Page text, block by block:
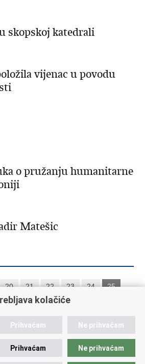
skopskoj katedrali
vijenac u povodu
o pružanju humanitarne
Matešic
20 21 22 23 24
25
Sljedeća » »»
kolačiće
Prihvaćam Ne prihvaćam
Prihvaćam Ne prihvaćam